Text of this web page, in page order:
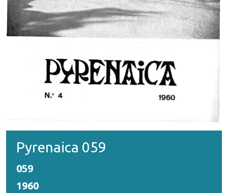
Pyrenaica 059
059
1960